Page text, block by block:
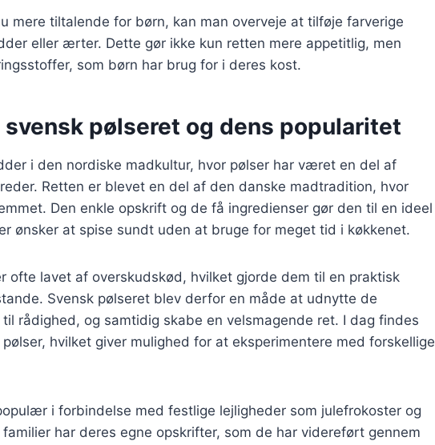
mere tiltalende for børn, kan man overveje at tilføje farverige
eller ærter. Dette gør ikke kun retten mere appetitlig, men
som børn har brug for i deres kost.
pølseret og dens popularitet
i den nordiske madkultur, hvor pølser har været en del af
Retten er blevet en del af den danske madtradition, hvor
Den enkle opskrift og de få ingredienser gør den til en ideel
ønsker at spise sundt uden at bruge for meget tid i køkkenet.
ofte lavet af overskudskød, hvilket gjorde dem til en praktisk
Svensk pølseret blev derfor en måde at udnytte de
rådighed, og samtidig skabe en velsmagende ret. I dag findes
hvilket giver mulighed for at eksperimentere med forskellige
i forbindelse med festlige lejligheder som julefrokoster og
har deres egne opskrifter, som de har videreført gennem